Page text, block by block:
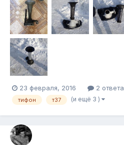
23 февраля, 2016 2 ответа
тифон т37 (и ещё 3 )